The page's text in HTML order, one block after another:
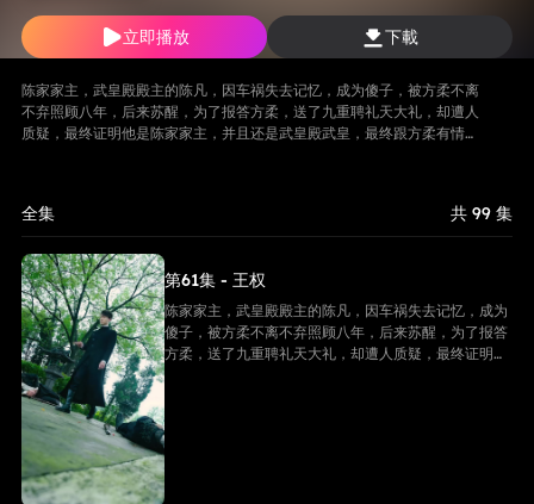
立即播放 下載
陈家家主，武皇殿殿主的陈凡，因车祸失去记忆，成为傻子，被方柔不离
不弃照顾八年，后来苏醒，为了报答方柔，送了九重聘礼天大礼，却遭人
质疑，最终证明他是陈家家主，并且还是武皇殿武皇，最终跟方柔有情人
全集 共 99 集
第61集 - 王权
陈家家主，武皇殿殿主的陈凡，因车祸失去记忆，成为
傻子，被方柔不离不弃照顾八年，后来苏醒，为了报答
方柔，送了九重聘礼天大礼，却遭人质疑，最终证明他
是陈家家主，并且还是武皇殿武皇，最终跟方柔有情人